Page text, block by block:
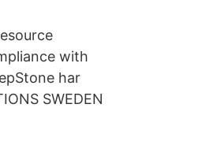
with
har
SWEDEN